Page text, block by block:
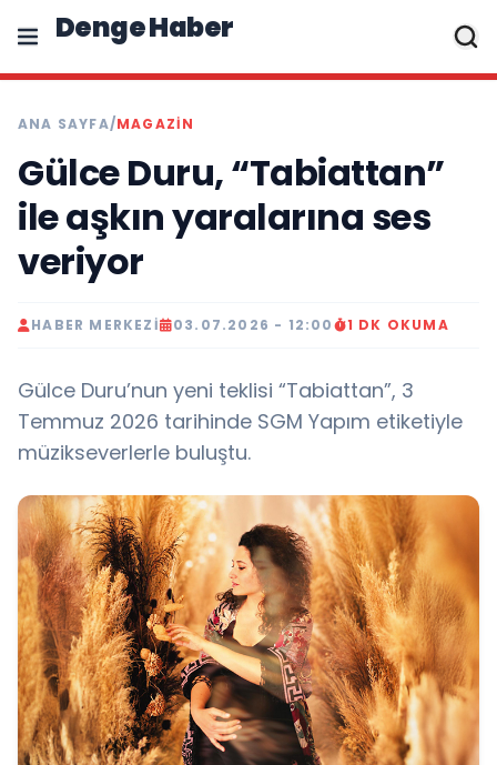
Denge Haber
ANA SAYFA/MAGAZIN
Gülce Duru, “Tabiattan”
ile aşkın yaralarına ses
veriyor
HABER MERKEZI 03.07.2026 - 12:00 1 DK OKUMA
Gülce Duru’nun yeni teklisi “Tabiattan”, 3
Temmuz 2026 tarihinde SGM Yapım etiketiyle
müzikseverlerle buluştu.